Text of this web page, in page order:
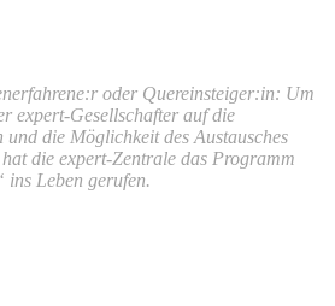
oder Quereinsteiger:in: Um
expert-Gesellschafter auf die
die Möglichkeit des Austausches
die expert-Zentrale das Programm
ins Leben gerufen.